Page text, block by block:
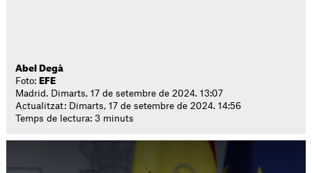
Abel Degà
Foto: EFE
Madrid. Dimarts, 17 de setembre de 2024. 13:07
Actualitzat: Dimarts, 17 de setembre de 2024. 14:56
Temps de lectura: 3 minuts